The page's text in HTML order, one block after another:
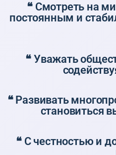
❝ Смотреть на
постоянным и
❝ Уважать
❝ Развивать
становиться
❝ С честностью и